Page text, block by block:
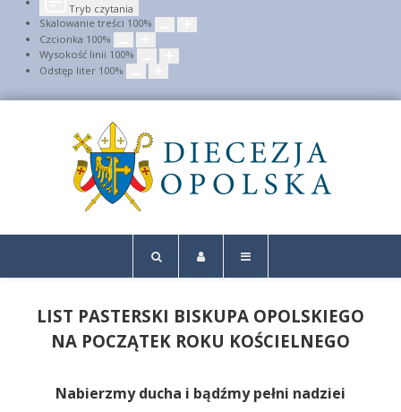
Tryb czytania
Skalowanie treści 100%
Czcionka 100%
Wysokość linii 100%
Odstęp liter 100%
LIST PASTERSKI BISKUPA OPOLSKIEGO
NA POCZĄTEK ROKU KOŚCIELNEGO
Nabierzmy ducha i bądźmy pełni nadziei